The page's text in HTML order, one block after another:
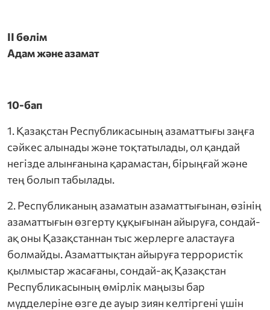
II бөлім
Адам және азамат
10-бап
1. Қазақстан Республикасының азаматтығы заңға
сәйкес алынады және тоқтатылады, ол қандай
негізде алынғанына қарамастан, бірыңғай және
тең болып табылады.
2. Республиканың азаматын азаматтығынан, өзінің
азаматтығын өзгерту құқығынан айыруға, сондай-
ақ оны Қазақстаннан тыс жерлерге аластауға
болмайды. Азаматтықтан айыруға террористік
қылмыстар жасағаны, сондай-ақ Қазақстан
Республикасының өмірлік маңызы бар
мүдделеріне өзге де ауыр зиян келтіргені үшін